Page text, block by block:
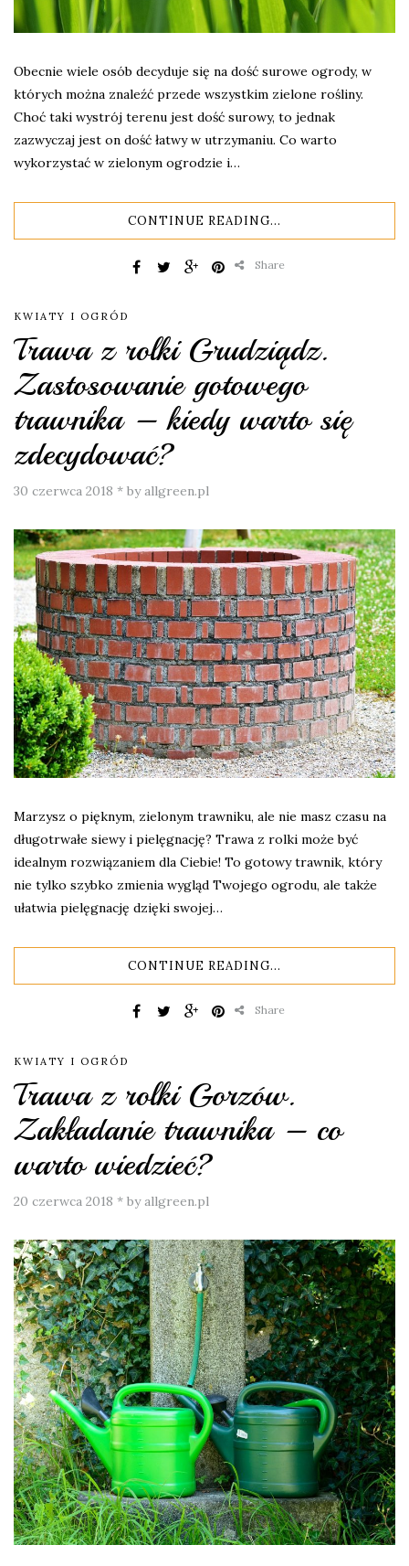
Obecnie wiele osób decyduje się na dość surowe ogrody, w
których można znaleźć przede wszystkim zielone rośliny.
Choć taki wystrój terenu jest dość surowy, to jednak
zazwyczaj jest on dość łatwy w utrzymaniu. Co warto
wykorzystać w zielonym ogrodzie i…
CONTINUE READING...
Share
KWIATY I OGRÓD
Trawa z rolki Grudziądz.
Zastosowanie gotowego
trawnika – kiedy warto się
zdecydować?
30 czerwca 2018 * by allgreen.pl
Marzysz o pięknym, zielonym trawniku, ale nie masz czasu na
długotrwałe siewy i pielęgnację? Trawa z rolki może być
idealnym rozwiązaniem dla Ciebie! To gotowy trawnik, który
nie tylko szybko zmienia wygląd Twojego ogrodu, ale także
ułatwia pielęgnację dzięki swojej…
CONTINUE READING...
Share
KWIATY I OGRÓD
Trawa z rolki Gorzów.
Zakładanie trawnika – co
warto wiedzieć?
20 czerwca 2018 * by allgreen.pl